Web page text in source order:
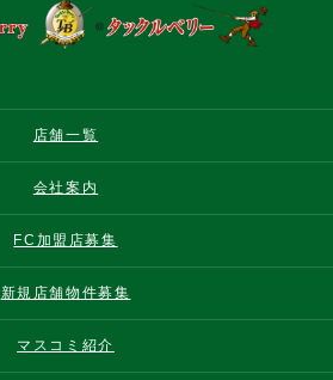
店舗一覧
会社案内
FC加盟店募集
新規店舗物件募集
マスコミ紹介